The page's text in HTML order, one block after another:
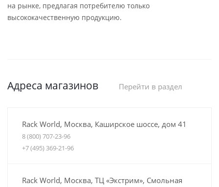
на рынке, предлагая потребителю только
высококачественную продукцию.
Адреса магазинов Перейти в раздел
Rack World, Москва, Каширское шоссе, дом 41
8 (800) 707-23-96
+7 (495) 369-21-96
Rack World, Москва, ТЦ «Экстрим», Смольная